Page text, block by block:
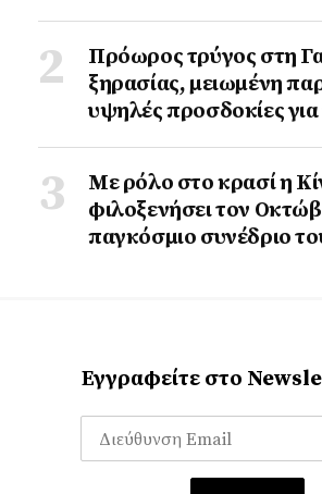
Πρόωρος τρύγος στη
ξηρασίας, μειωμένη
υψηλές προσδοκίες
Με ρόλο στο κρασί η
φιλοξενήσει τον
παγκόσμιο συνέδριο
Εγγραφείτε στο